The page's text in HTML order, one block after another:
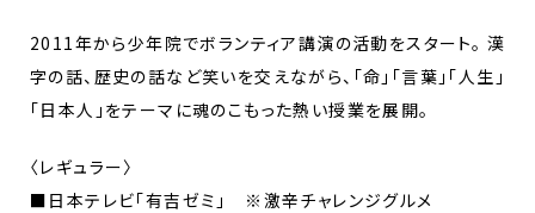
2011年から少年院でボランティア講演の活動をスタート。 漢
字の話、歴史の話など笑いを交えながら、「命」「言葉」「人生」
「日本人」をテーマに魂のこもった熱い授業を展開。
〈レギュラー〉
■日本テレビ「有吉ゼミ」 ※激辛チャレンジグルメ